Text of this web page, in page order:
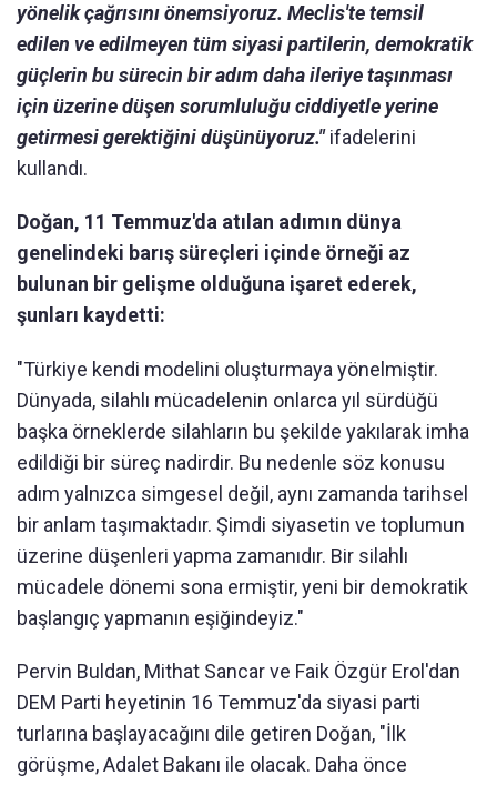
yönelik çağrısını önemsiyoruz. Meclis'te temsil
edilen ve edilmeyen tüm siyasi partilerin, demokratik
güçlerin bu sürecin bir adım daha ileriye taşınması
için üzerine düşen sorumluluğu ciddiyetle yerine
getirmesi gerektiğini düşünüyoruz."ifadelerini
kullandı.
Doğan, 11 Temmuz'da atılan adımın dünya
genelindeki barış süreçleri içinde örneği az
bulunan bir gelişme olduğuna işaret ederek,
şunları kaydetti:
"Türkiye kendi modelini oluşturmaya yönelmiştir.
Dünyada, silahlı mücadelenin onlarca yıl sürdüğü
başka örneklerde silahların bu şekilde yakılarak imha
edildiği bir süreç nadirdir. Bu nedenle söz konusu
adım yalnızca simgesel değil, aynı zamanda tarihsel
bir anlam taşımaktadır. Şimdi siyasetin ve toplumun
üzerine düşenleri yapma zamanıdır. Bir silahlı
mücadele dönemi sona ermiştir, yeni bir demokratik
başlangıç yapmanın eşiğindeyiz."
Pervin Buldan, Mithat Sancar ve Faik Özgür Erol'dan
DEM Parti heyetinin 16 Temmuz'da siyasi parti
turlarına başlayacağını dile getiren Doğan, "İlk
görüşme, Adalet Bakanı ile olacak. Daha önce